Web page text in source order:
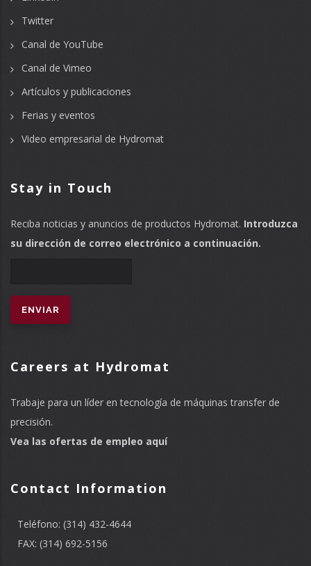
Twitter
Canal de YouTube
Canal de Vimeo
Artículos y publicaciones
Ferias y eventos
Video empresarial de Hydromat
Stay in Touch
Reciba noticias y anuncios de productos Hydromat. Introduzca
su dirección de correo electrónico a continuación.
Careers at Hydromat
Trabaje para un líder en tecnología de máquinas transfer de
precisión.
Vea las ofertas de empleo aquí
Contact Information
Teléfono: (314) 432-4644
FAX: (314) 692-5156